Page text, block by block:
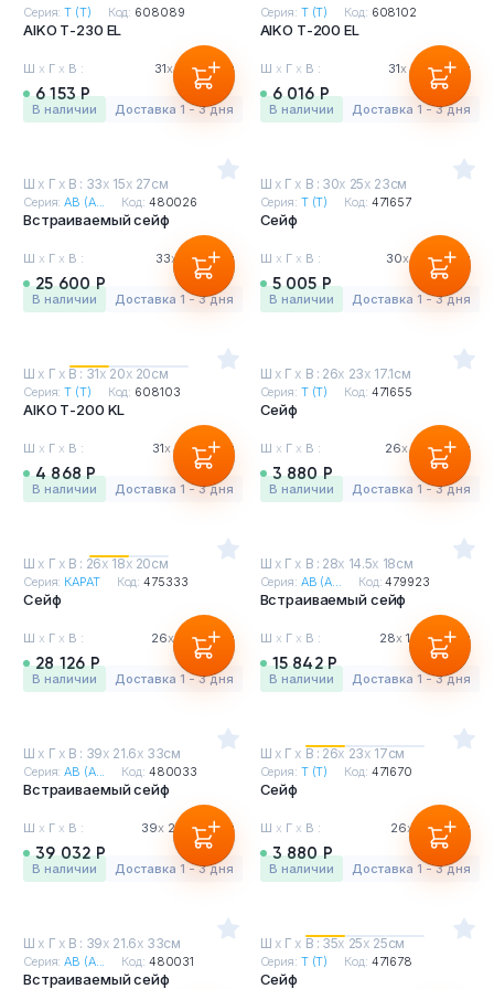
Серия:Т (T) Код: 608089
AIKO Т-230 EL
Ш х Г х В : 31х25 х23см
6 153 Р
в наличии Доставка 1 - 3 дня
Серия: Т (T) Код: 608102
AIKO Т-200 EL
Ш х Г х В : 31х20 х20см
6 016 Р
в наличии Доставка 1 - 3 дня
Ш х Г х В : 33х 15х 27см
Серия:АВ (A... Код: 480026
Встраиваемый сейф
Ш х Г х В : 33х 15х27см
25 600 Р
в наличии Доставка 1 - 3 дня
Ш х Г х В : 30х 25х 23см
Серия: Т (T) Код: 471657
Сейф
Ш х Г х В : 30х25 х23см
5 005 Р
в наличии Доставка 1 - 3 дня
Ш х Г х В : 31х 20х 20см
Серия:Т (T) Код: 608103
AIKO Т-200 KL
Ш х Г х В : 31х20 х20см
4 868 Р
в наличии Доставка 1 - 3 дня
Ш х Г х В : 26х 23х 17.1см
Серия: Т (T) Код: 471655
Сейф
Ш х Г х В : 26х23 х17.1см
3 880 Р
в наличии Доставка 1 - 3 дня
Ш х Г х В : 26х 18х 20см
Серия: КАРАТ Код:475333
Сейф
Ш х Г х В : 26х18 х20см
28 126 Р
в наличии Доставка 1 - 3 дня
Ш х Г х В : 28х 14.5х 18см
Серия: АВ (A... Код:479923
Встраиваемый сейф
Ш х Г х В : 28х 14.5х18см
15 842 Р
в наличии Доставка 1 - 3 дня
Ш х Г х В : 39х 21.6х 33см
Серия:АВ (A... Код: 480033
Встраиваемый сейф
Ш х Г х В : 39х21.6 х33см
39 032 Р
в наличии Доставка 1 - 3 дня
Ш х Г х В : 26х 23х 17см
Серия: Т (T) Код: 471670
Сейф
Ш х Г х В : 26х 23х17см
3 880 Р
в наличии Доставка 1 - 3 дня
Ш х Г х В : 39х 21.6х 33см
Серия:АВ (A... Код: 480031
Встраиваемый сейф
Ш х Г х В : 35х 25х 25см
Серия: Т (T) Код: 471678
Сейф